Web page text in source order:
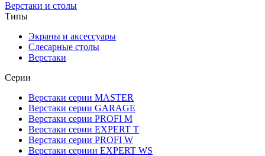
Верстаки и столы
Типы
Экраны и аксессуары
Слесарные столы
Верстаки
Серии
Верстаки серии MASTER
Верстаки серии GARAGE
Верстаки серии PROFI M
Верстаки серии EXPERT T
Верстаки серии PROFI W
Верстаки сериии EXPERT WS